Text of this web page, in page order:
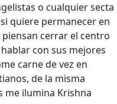
o cualquier secta
quiere permanecer en
cerrar el centro
con sus mejores
carne de vez en
de la misma
me ilumina Krishna